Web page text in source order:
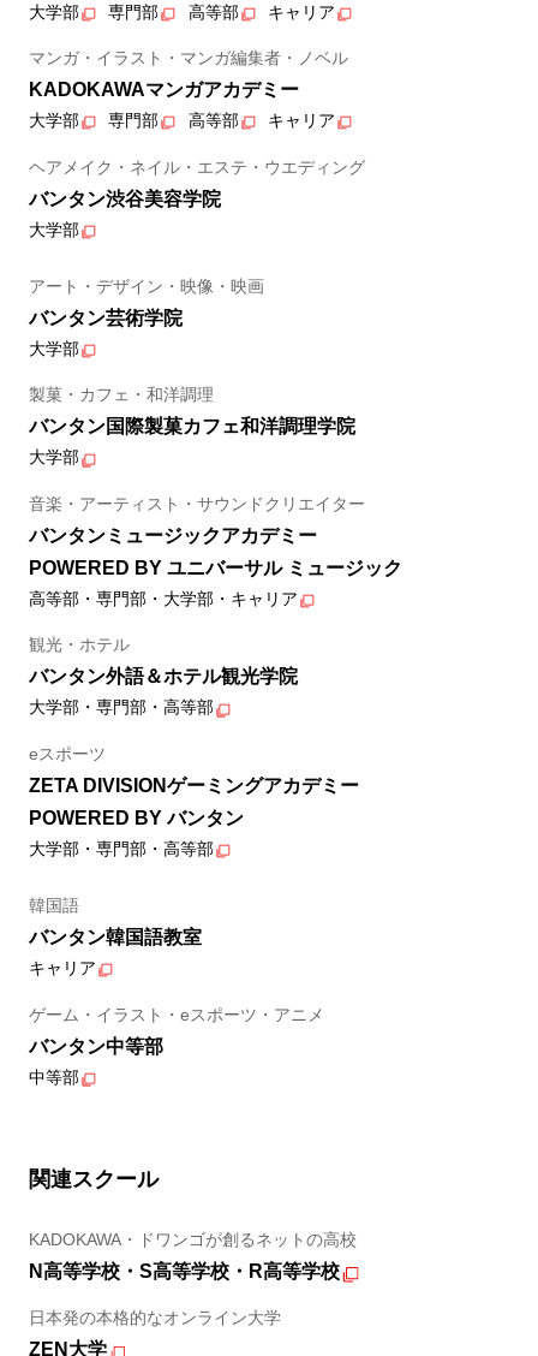
大学部 専門部 高等部 キャリア
マンガ・イラスト・マンガ編集者・ノベル
KADOKAWAマンガアカデミー
大学部 専門部 高等部 キャリア
ヘアメイク・ネイル・エステ・ウエディング
バンタン渋谷美容学院
大学部
アート・デザイン・映像・映画
バンタン芸術学院
大学部
製菓・カフェ・和洋調理
バンタン国際製菓カフェ和洋調理学院
大学部
音楽・アーティスト・サウンドクリエイター
バンタンミュージックアカデミー
POWERED BY ユニバーサル ミュージック
高等部・専門部・大学部・キャリア
観光・ホテル
バンタン外語＆ホテル観光学院
大学部・専門部・高等部
eスポーツ
ZETA DIVISIONゲーミングアカデミー
POWERED BY バンタン
大学部・専門部・高等部
韓国語
バンタン韓国語教室
キャリア
ゲーム・イラスト・eスポーツ・アニメ
バンタン中等部
中等部
関連スクール
KADOKAWA・ドワンゴが創るネットの高校
N高等学校・S高等学校・R高等学校
日本発の本格的なオンライン大学
ZEN大学